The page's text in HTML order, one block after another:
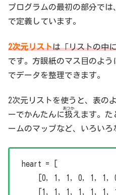
プログラムの最初の部分で
で定義しています。
2次元リストは「リストの中
です。方眼紙のマス目のよう
でデータを整理できます。
2次元リストを使うと、表の
ーでかんたんに扱
あつか
えます。た
ームのマップなど、いろいろ
heart = [
[0, 1, 1, 0, 1, 1,
[1, 1, 1, 1, 1, 1,